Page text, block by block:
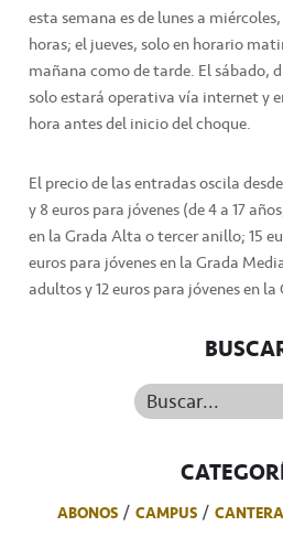
esta semana es de lunes a miércoles,
horas; el jueves, solo en horario
mañana como de tarde. El sábado,
solo estará operativa vía internet y
hora antes del inicio del choque.
El precio de las entradas oscila
y 8 euros para jóvenes (de 4 a 17
en la Grada Alta o tercer anillo; 15
euros para jóvenes en la Grada
adultos y 12 euros para jóvenes en
Buscar...
ABONOS CAMPUS CANTERA